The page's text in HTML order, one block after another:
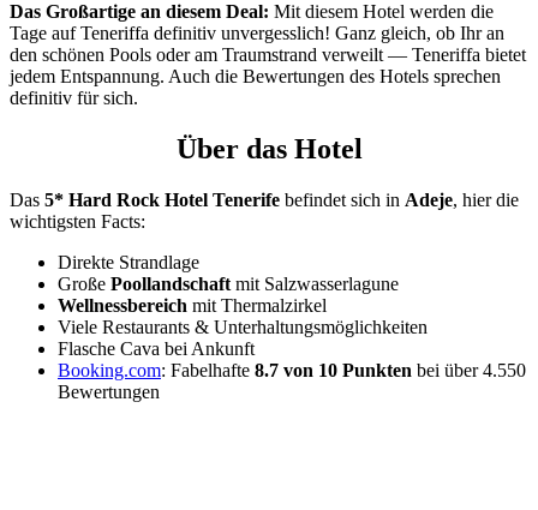
Das Großartige an diesem Deal: Mit diesem Hotel werden die
Tage auf Teneriffa definitiv unvergesslich! Ganz gleich, ob Ihr an
den schönen Pools oder am Traumstrand verweilt — Teneriffa bietet
jedem Entspannung. Auch die Bewertungen des Hotels sprechen
definitiv für sich.
Über das Hotel
Das 5* Hard Rock Hotel Tenerife befindet sich in Adeje, hier die
wichtigsten Facts:
Direkte Strandlage
Große Poollandschaft mit Salzwasserlagune
Wellnessbereich mit Thermalzirkel
Viele Restaurants & Unterhaltungsmöglichkeiten
Flasche Cava bei Ankunft
Booking.com: Fabelhafte 8.7 von 10 Punkten bei über 4.550
Bewertungen